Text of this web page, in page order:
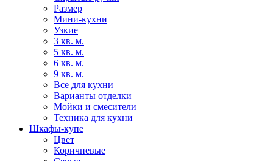
Размер
Мини-кухни
Узкие
3 кв. м.
5 кв. м.
6 кв. м.
9 кв. м.
Все для кухни
Варианты отделки
Мойки и смесители
Техника для кухни
Шкафы-купе
Цвет
Коричневые